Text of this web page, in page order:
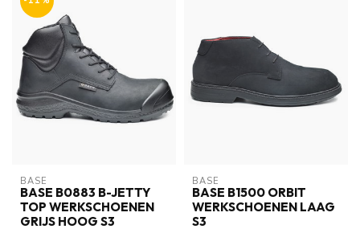
BASE
BASE B0883 B-JETTY
TOP WERKSCHOENEN
GRIJS HOOG S3
BASE
BASE B1500 ORBIT
WERKSCHOENEN LAAG
S3